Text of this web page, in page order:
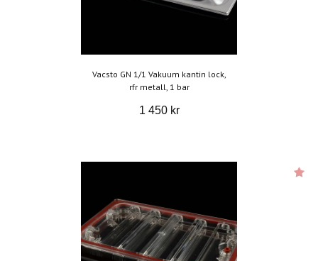
Vacsto GN 1/1 Vakuum kantin lock,
rfr metall, 1 bar
1 450 kr